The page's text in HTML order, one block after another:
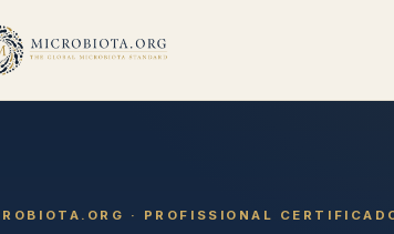
· PROFISSIONAL